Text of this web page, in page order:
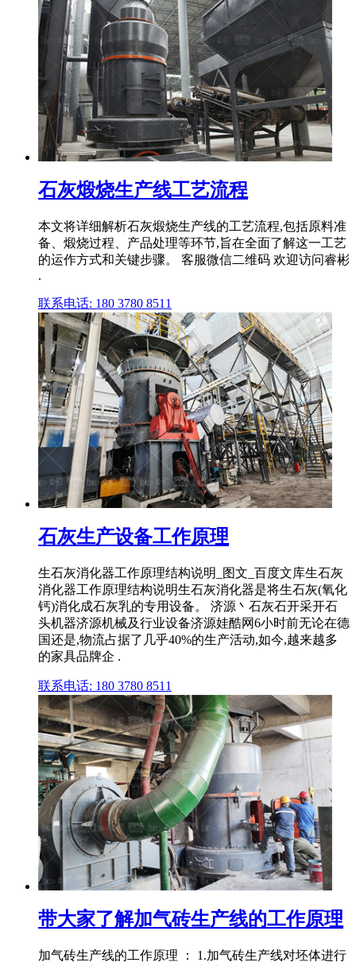
石灰煅烧生产线工艺流程
本文将详细解析石灰煅烧生产线的工艺流程,包括原料准
备、煅烧过程、产品处理等环节,旨在全面了解这一工艺
的运作方式和关键步骤。 客服微信二维码 欢迎访问睿彬
.
联系电话: 180 3780 8511
石灰生产设备工作原理
生石灰消化器工作原理结构说明_图文_百度文库生石灰
消化器工作原理结构说明生石灰消化器是将生石灰(氧化
钙)消化成石灰乳的专用设备。 济源丶石灰石开采开石
头机器济源机械及行业设备济源娃酷网6小时前无论在德
国还是,物流占据了几乎40%的生产活动,如今,越来越多
的家具品牌企 .
联系电话: 180 3780 8511
带大家了解加气砖生产线的工作原理
加气砖生产线的工作原理 ： 1.加气砖生产线对坯体进行